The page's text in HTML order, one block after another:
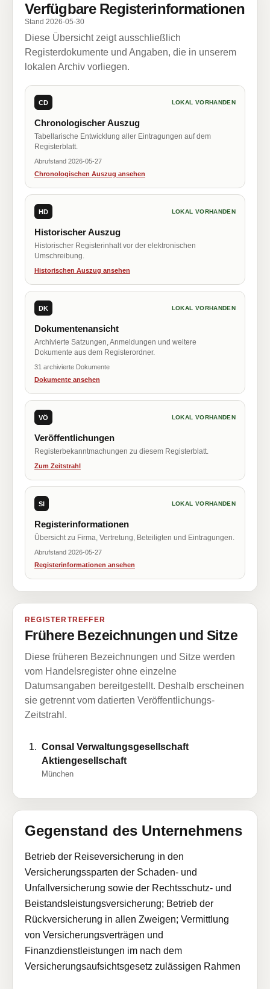
Verfügbare Registerinformationen
Stand 2026-05-30
Diese Übersicht zeigt ausschließlich
Registerdokumente und Angaben, die in unserem
lokalen Archiv vorliegen.
CD LOKAL VORHANDEN
Chronologischer Auszug
Tabellarische Entwicklung aller Eintragungen auf dem
Registerblatt.
Abrufstand 2026-05-27
Chronologischen Auszug ansehen
HD LOKAL VORHANDEN
Historischer Auszug
Historischer Registerinhalt vor der elektronischen
Umschreibung.
Historischen Auszug ansehen
DK LOKAL VORHANDEN
Dokumentenansicht
Archivierte Satzungen, Anmeldungen und weitere
Dokumente aus dem Registerordner.
31 archivierte Dokumente
Dokumente ansehen
VÖ LOKAL VORHANDEN
Veröffentlichungen
Registerbekanntmachungen zu diesem Registerblatt.
Zum Zeitstrahl
SI LOKAL VORHANDEN
Registerinformationen
Übersicht zu Firma, Vertretung, Beteiligten und Eintragungen.
Abrufstand 2026-05-27
Registerinformationen ansehen
REGISTERTREFFER
Frühere Bezeichnungen und Sitze
Diese früheren Bezeichnungen und Sitze werden
vom Handelsregister ohne einzelne
Datumsangaben bereitgestellt. Deshalb erscheinen
sie getrennt vom datierten Veröffentlichungs-
Zeitstrahl.
Consal Verwaltungsgesellschaft
Aktiengesellschaft
München
Gegenstand des Unternehmens
Betrieb der Reiseversicherung in den
Versicherungssparten der Schaden- und
Unfallversicherung sowie der Rechtsschutz- und
Beistandsleistungsversicherung; Betrieb der
Rückversicherung in allen Zweigen; Vermittlung
von Versicherungsverträgen und
Finanzdienstleistungen im nach dem
Versicherungsaufsichtsgesetz zulässigen Rahmen